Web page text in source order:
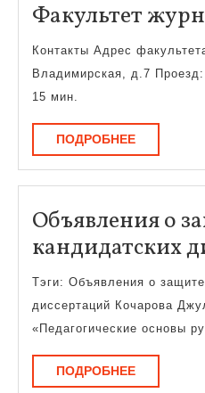
Факультет
Контакты Адрес
Владимирская, д.7
15 мин.
ПОДРОБНЕЕ
Объявления о
кандидатских
Тэги: Объявления о защите
диссертаций Кочарова
«Педагогические основы
ПОДРОБНЕЕ